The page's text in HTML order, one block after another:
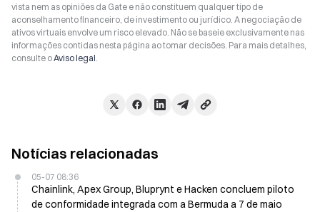
vista nem as opiniões da Gate e não constituem qualquer tipo de
aconselhamento financeiro, de investimento ou jurídico. A negociação de
ativos virtuais envolve um risco elevado. Não se baseie exclusivamente nas
informações contidas nesta página ao tomar decisões. Para mais detalhes,
consulte oAviso legal.
Notícias relacionadas
05-07 08:36
Chainlink, Apex Group, Bluprynt e Hacken concluem piloto
de conformidade integrada com a Bermuda a 7 de maio